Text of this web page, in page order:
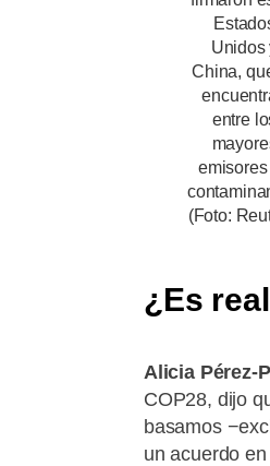
Unidos
China,
entre
(Foto:
¿Es
Alicia Pérez-
COP28, dijo
basamos
un acuerdo